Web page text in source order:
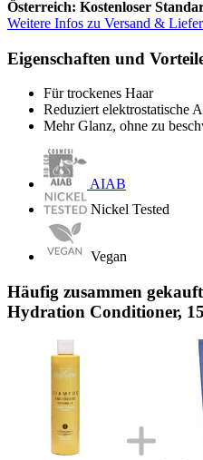
Österreich: Kostenloser
Weitere Infos zu Versand &
Eigenschaften und
Für trockenes Haar
Reduziert elektrostatische
Mehr Glanz, ohne zu
AIAB
Nickel Tested
Vegan
Häufig zusammen
Hydration Conditioner,